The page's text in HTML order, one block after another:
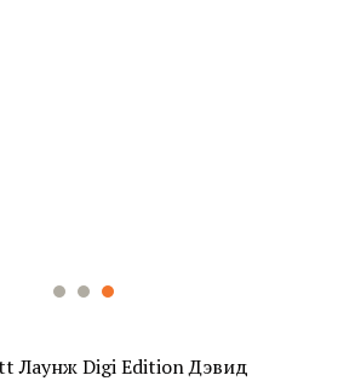
Лаунж Digi Edition Дэвид